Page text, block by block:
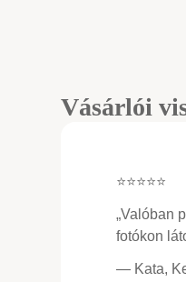
Vásárlói
⭐⭐⭐⭐⭐
„Valóban
fotókon
— Kata,